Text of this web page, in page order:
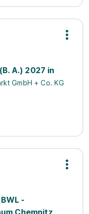
A.) 2027 in
GmbH + Co. KG
-
Chemnitz